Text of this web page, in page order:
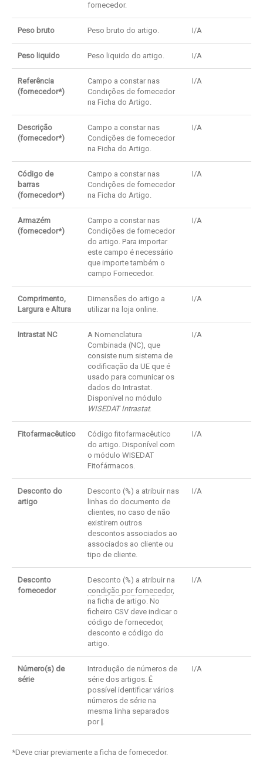
fornecedor.
Peso bruto Peso bruto do artigo. I/A
Peso liquido Peso liquido do artigo. I/A
Referência
(fornecedor*)
Campo a constar nas
Condições de fornecedor
na Ficha do Artigo.
I/A
Descrição
(fornecedor*)
Campo a constar nas
Condições de fornecedor
na Ficha do Artigo.
I/A
Código de
barras
(fornecedor*)
Campo a constar nas
Condições de fornecedor
na Ficha do Artigo.
I/A
Armazém
(fornecedor*)
Campo a constar nas
Condições de fornecedor
do artigo. Para importar
este campo é necessário
que importe também o
campo Fornecedor.
I/A
Comprimento,
Largura e Altura
Dimensões do artigo a
utilizar na loja online.
I/A
Intrastat NC
A Nomenclatura
Combinada (NC), que
consiste num sistema de
codificação da UE que é
usado para comunicar os
dados do Intrastat.
Disponível no módulo
WISEDAT Intrastat.
I/A
Fitofarmacêutico
Código fitofarmacêutico
do artigo. Disponível com
o módulo WISEDAT
Fitofármacos.
I/A
Desconto do
artigo
Desconto (%) a atribuir nas
linhas do documento de
clientes, no caso de não
existirem outros
descontos associados ao
associados ao cliente ou
tipo de cliente.
I/A
Desconto
fornecedor
Desconto (%) a atribuir na
condição por fornecedor,
na ficha de artigo. No
ficheiro CSV deve indicar o
código de fornecedor,
desconto e código do
artigo.
I/A
Número(s) de
série
Introdução de números de
série dos artigos. É
possível identificar vários
números de série na
mesma linha separados
por |.
I/A
*Deve criar previamente a ficha de fornecedor.